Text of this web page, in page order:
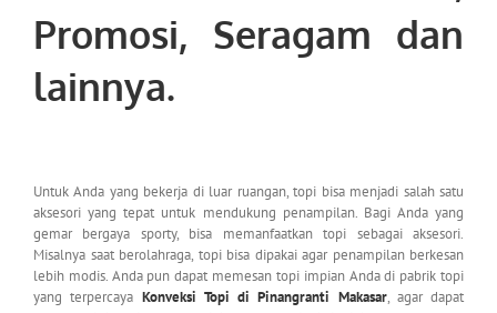
Promosi, Seragam dan
lainnya.
Untuk Anda yang bekerja di luar ruangan, topi bisa menjadi salah satu
aksesori yang tepat untuk mendukung penampilan. Bagi Anda yang
gemar bergaya sporty, bisa memanfaatkan topi sebagai aksesori.
Misalnya saat berolahraga, topi bisa dipakai agar penampilan berkesan
lebih modis. Anda pun dapat memesan topi impian Anda di pabrik topi
yang terpercaya Konveksi Topi di Pinangranti Makasar, agar dapat